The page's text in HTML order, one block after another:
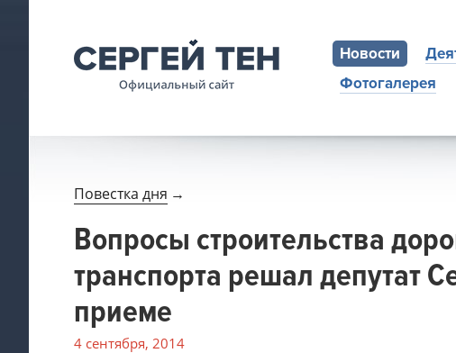
Новости
Фотогалерея
Повестка дня →
Вопросы строительства
транспорта решал депутат
приеме
4 сентября, 2014